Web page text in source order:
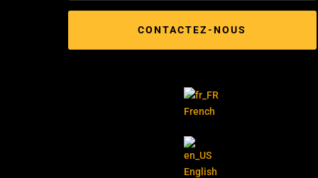
CONTACTEZ-NOUS
French
English